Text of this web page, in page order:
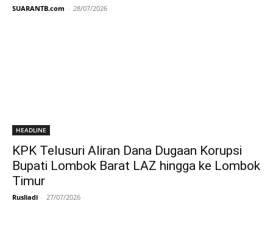
SUARANTB.com - 28/07/2026
HEADLINE
KPK Telusuri Aliran Dana Dugaan Korupsi
Bupati Lombok Barat LAZ hingga ke Lombok
Timur
Rusliadi - 27/07/2026